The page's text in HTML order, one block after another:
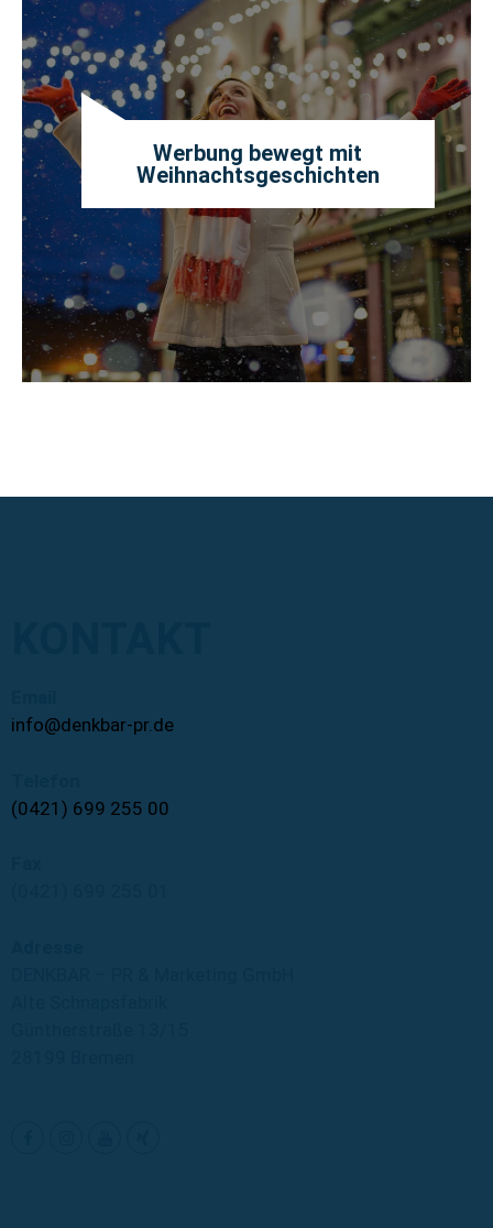
Werbung bewegt mit
Weihnachtsgeschichten
info@denkbar-pr.de
(0421) 699 255 00